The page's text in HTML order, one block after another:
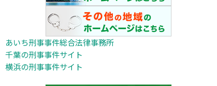
あいち刑事事件総合法律事務所
千葉の刑事事件サイト
横浜の刑事事件サイト